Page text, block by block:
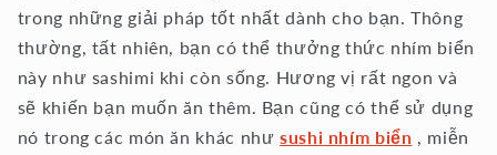
trong những giải pháp tốt nhất dành cho bạn. Thông
thường, tất nhiên, bạn có thể thưởng thức nhím biển
này như sashimi khi còn sống. Hương vị rất ngon và
sẽ khiến bạn muốn ăn thêm. Bạn cũng có thể sử dụng
nó trong các món ăn khác nhưsushi nhím biển , miễn